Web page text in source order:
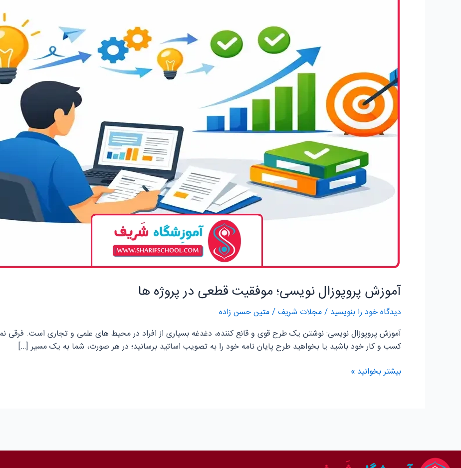
آموزش پروپوزال نویسی؛ موفقیت قطعی در پروژه ها
دیدگاه‌ خود را بنویسید /مجلات شریف/متین حسن زاده
آموزش پروپوزال نویسی: نوشتن یک طرح قوی و قانع کننده، دغدغه بسیاری از افراد در محیط های علمی و تجاری است. فرقی
کسب و کار خود باشید یا بخواهید طرح پایان نامه خود را به تصویب اساتید برسانید؛ در هر صورت، شما به یک مسیر […]
ها
بیشتر بخوانید »